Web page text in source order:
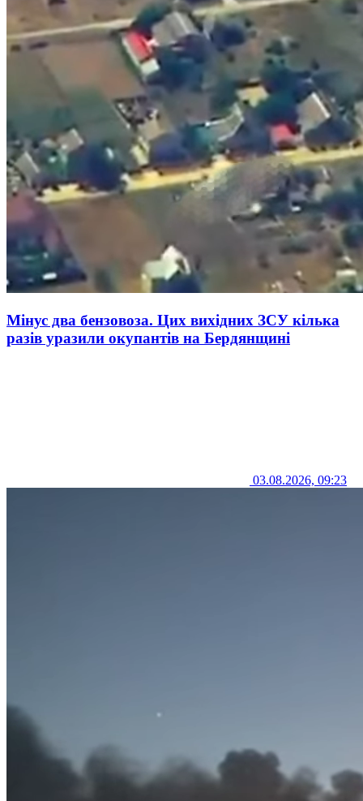
Мінус два бензовоза. Цих вихідних ЗСУ кілька
разів уразили окупантів на Бердянщині
03.08.2026, 09:23